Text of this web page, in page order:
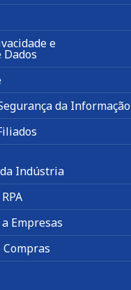
e
Dados
da Informação
Indústria
Empresas
Compras